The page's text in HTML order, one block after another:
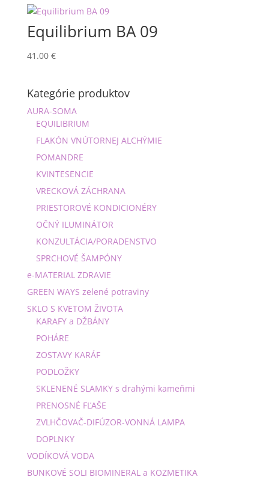
Equilibrium BA 09
41.00 €
Kategórie produktov
AURA-SOMA
EQUILIBRIUM
FLAKÓN VNÚTORNEJ ALCHÝMIE
POMANDRE
KVINTESENCIE
VRECKOVÁ ZÁCHRANA
PRIESTOROVÉ KONDICIONÉRY
OČNÝ ILUMINÁTOR
KONZULTÁCIA/PORADENSTVO
SPRCHOVÉ ŠAMPÓNY
e-MATERIAL ZDRAVIE
GREEN WAYS zelené potraviny
SKLO S KVETOM ŽIVOTA
KARAFY a DŽBÁNY
POHÁRE
ZOSTAVY KARÁF
PODLOŽKY
SKLENENÉ SLAMKY s drahými kameňmi
PRENOSNÉ FĽAŠE
ZVLHČOVAČ-DIFÚZOR-VONNÁ LAMPA
DOPLNKY
VODÍKOVÁ VODA
BUNKOVÉ SOLI BIOMINERAL a KOZMETIKA